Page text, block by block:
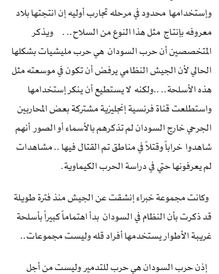
وإستخدامها محدود في مرحله تجارب أوليه إن انتجتها بلاد
معروفه بإنتاج مثل هذا النوع من السلاح.. . ويذكر
المتخصصين أن حرب السودان هي حرب مليشيات بشكلها
الحالي لأن الجيش النظامي يرفض أن تكون في موسعته مثل
هذه الأسلحة.. ..ولكنه لا يستطيع أن ينكر إستخدامها
واستطلعت قناة فرنسية إنجليزية مشتركة بعض المحاربين
الجرحي خارج السودان لم تذكرهم بالأسماء أو الصور أنهم
شاهدوا خراباً وقتلاً في مناطق تم القتال فيها .. مشاهدات
لم يعرفونها حتي في دراسة الحرب الكيماوية.
وكانت مجموعة خبراء إنشقت عن الجيش منذ فترة طويلة
قد ذكرت بأن النظام في السودان بدأ اهتماماً كبيراً بأسلحة
غريبة الأطوار يستخدمها أفراد قله وليست مجموعات..
إذن حرب السودان هي حرب للتدمير وليست من أجل